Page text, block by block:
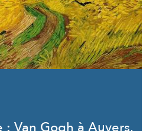
: Van Gogh à Auvers,